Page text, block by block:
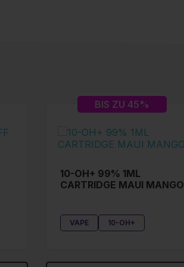
BIS ZU 45%
10-OH+ 99% 1ML
CARTRIDGE MAUI MANGO
VAPE 10-OH+